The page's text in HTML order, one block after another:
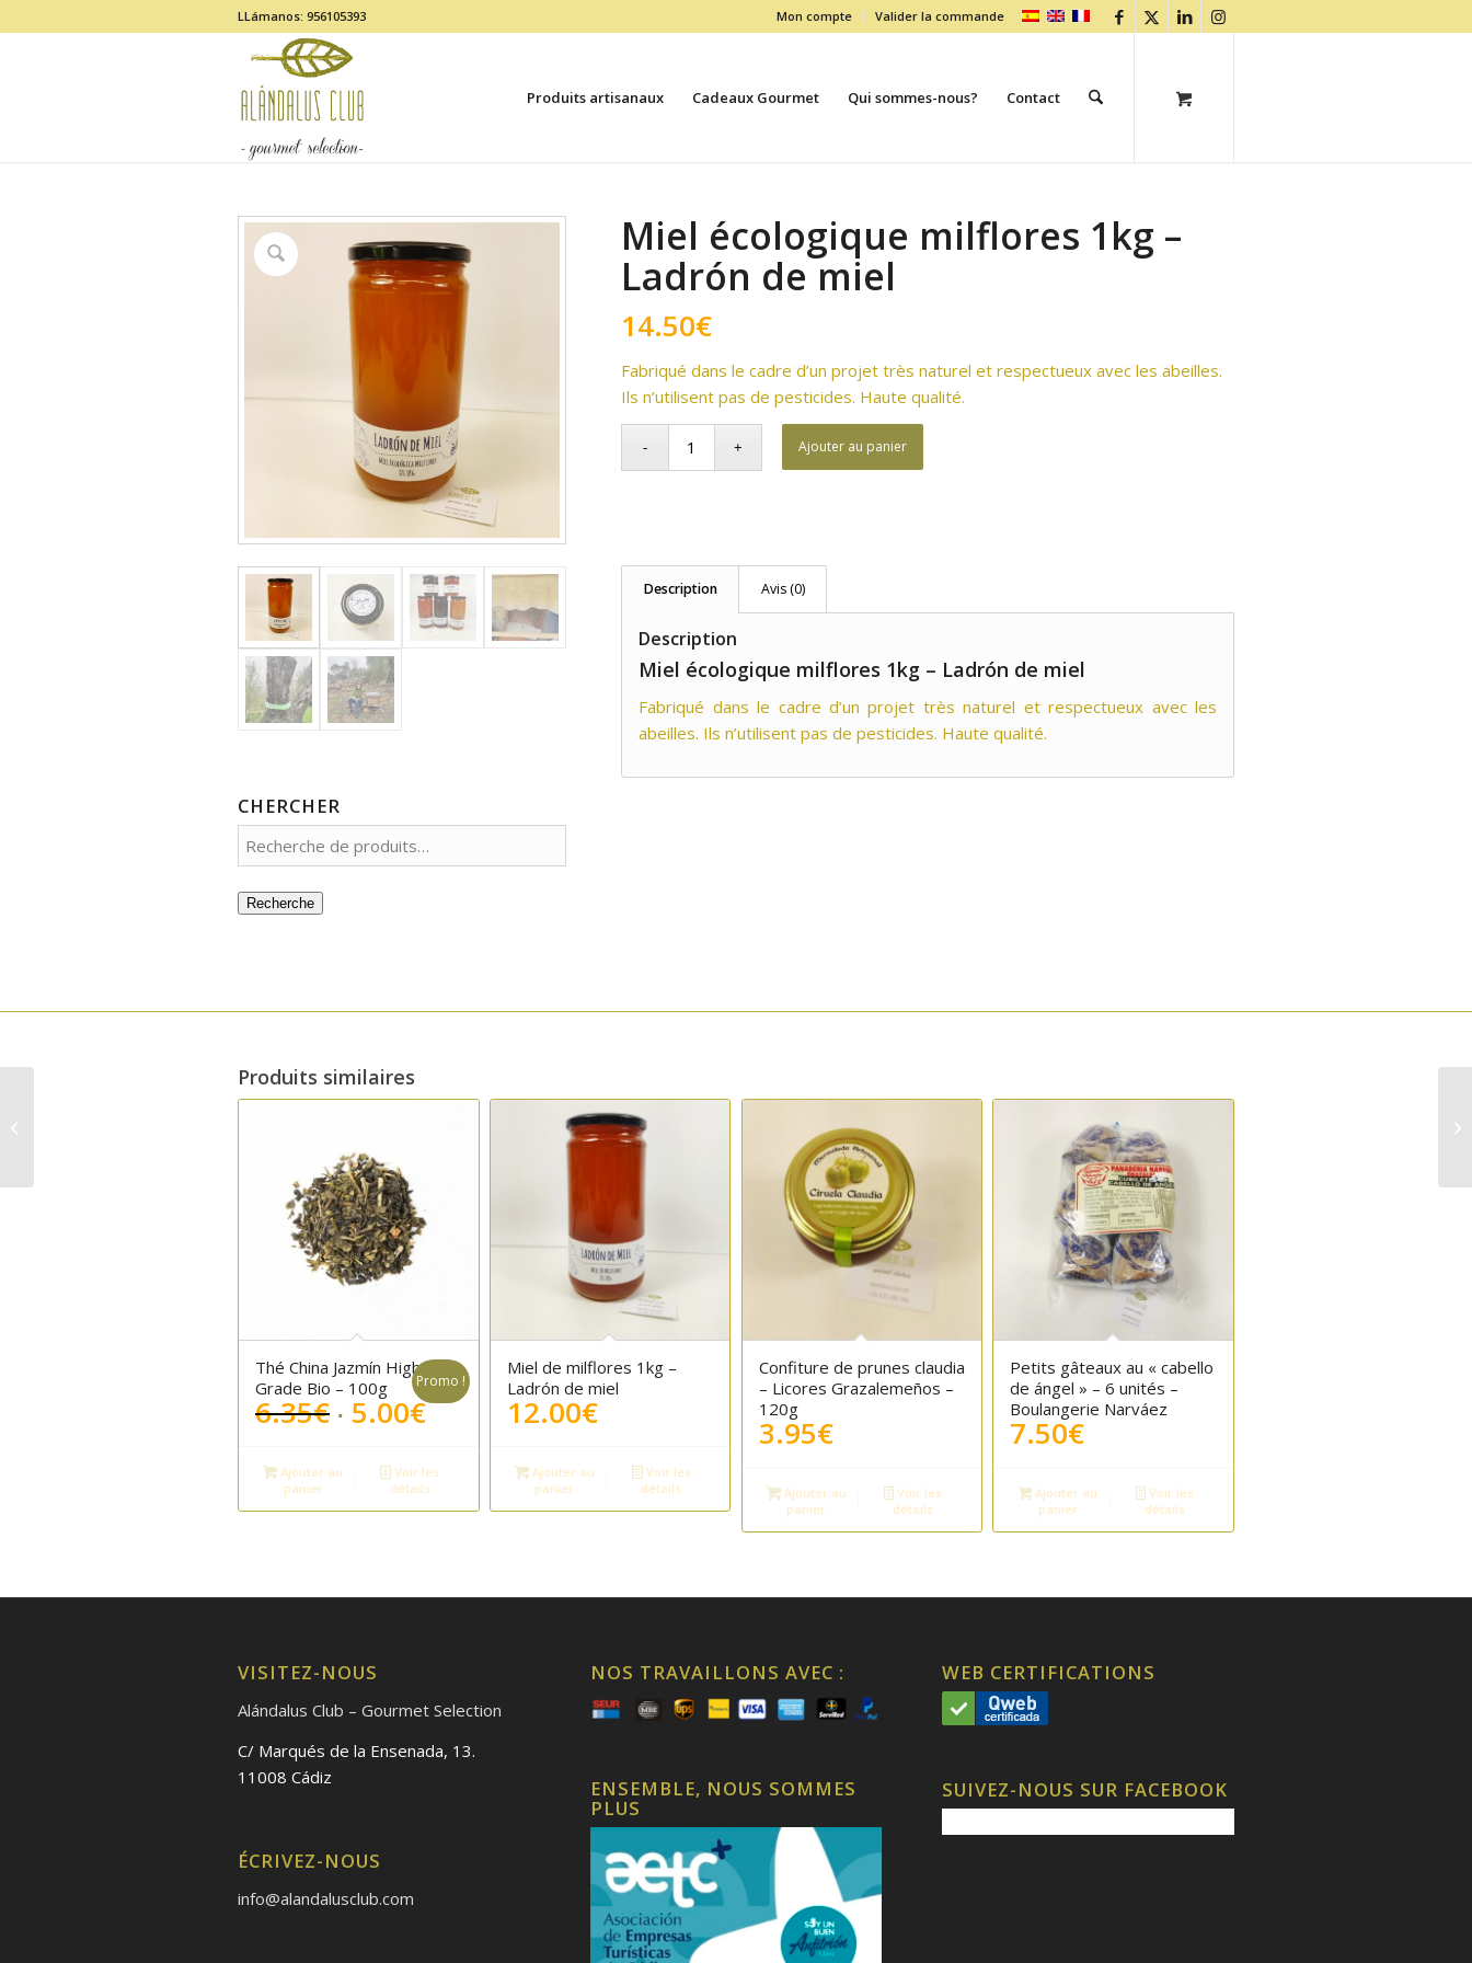
Mon compte Valider la commande
LLámanos: 956105393
Produits artisanaux Cadeaux Gourmet Qui sommes-nous? Contact
CHERCHER
Recherche
Miel écologique milflores 1kg –
Ladrón de miel
14.50€
Fabriqué dans le cadre d’un projet très naturel et respectueux avec les abeilles.
Ils n’utilisent pas de pesticides. Haute qualité.
Ajouter au panier
Description Avis (0)
Description
Miel écologique milflores 1kg – Ladrón de miel
Fabriqué dans le cadre d’un projet très naturel et respectueux avec les
abeilles. Ils n’utilisent pas de pesticides. Haute qualité.
Produits similaires
Thé China Jazmín High
Grade Bio – 100g
6.35€ Le
initial
était :
6.35€.
5.00€Le
actuel
est :
5.00€.
Promo !
Ajouter au
panier
Voir les
détails
Miel de milflores 1kg –
Ladrón de miel
12.00€
Ajouter au
panier
Voir les
détails
Confiture de prunes claudia
– Licores Grazalemeños –
120g
3.95€
Ajouter au
panier
Voir les
détails
Petits gâteaux au « cabello
de ángel » – 6 unités –
Boulangerie Narváez
7.50€
Ajouter au
panier
Voir les
détails
VISITEZ-NOUS
Alándalus Club – Gourmet Selection
C/ Marqués de la Ensenada, 13.
11008 Cádiz
ÉCRIVEZ-NOUS
info@alandalusclub.com
NOS TRAVAILLONS AVEC :
ENSEMBLE, NOUS SOMMES
PLUS
WEB CERTIFICATIONS
SUIVEZ-NOUS SUR FACEBOOK